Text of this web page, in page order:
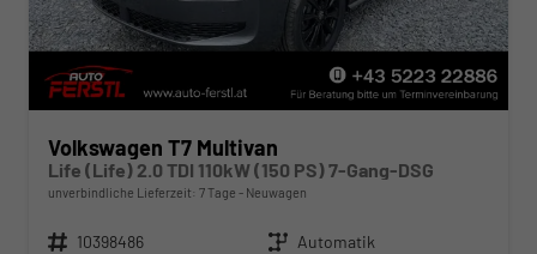
Volkswagen T7 Multivan
Life (Life) 2.0 TDI 110kW (150 PS) 7-Gang-DSG
unverbindliche Lieferzeit: 7 Tage Neuwagen
Fahrzeugnr. 10398486 Getriebe Automatik